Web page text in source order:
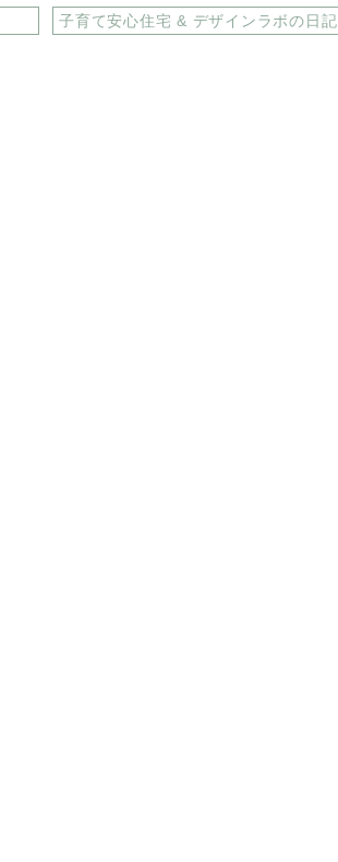
子育て安心住宅 & デザインラボの日記